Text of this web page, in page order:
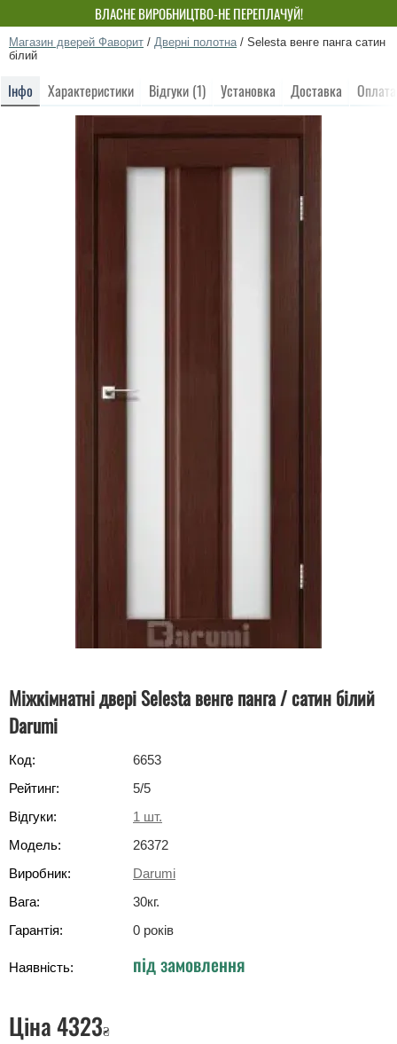
ВЛАСНЕ ВИРОБНИЦТВО-НЕ ПЕРЕПЛАЧУЙ!
Магазин дверей Фаворит / Дверні полотна / Selesta венге панга сатин
білий
Інфо Характеристики Відгуки (1) Установка Доставка Оплата
Міжкімнатні двері Selesta венге панга / сатин білий
Darumi
Код:
6653
Рейтинг:
5/5
Відгуки:
1 шт.
Модель:
26372
Виробник:
Darumi
Вага:
30кг.
Гарантія:
0 років
Наявність: під замовлення
Ціна4323₴